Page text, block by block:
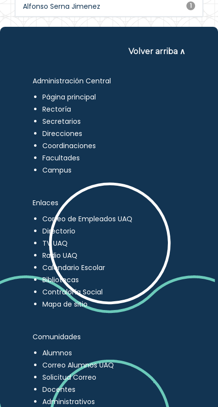
1
Alfonso Serna Jimenez
Volver arriba ∧
Administración Central
Página principal
Rectoría
Secretarios
Direcciones
Coordinaciones
Facultades
Campus
Enlaces
Correo de Empleados UAQ
Directorio
TV UAQ
Radio UAQ
Calendario Escolar
Bibliotecas
Contraloría Social
Mapa de sitio
Comunidades
Alumnos
Correo Alumnos UAQ
Solicitud Correo
Docentes
Administrativos